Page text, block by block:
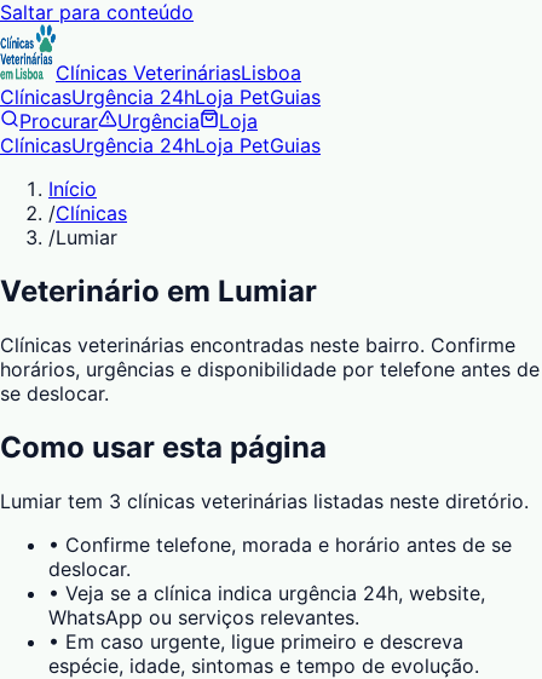
Saltar para conteúdo
Clínicas VeterináriasLisboa
ClínicasUrgência 24hLoja PetGuias
Procurar
Urgência
Loja
ClínicasUrgência 24hLoja PetGuias
Início
/Clínicas
/Lumiar
Veterinário em Lumiar
Clínicas veterinárias encontradas neste bairro. Confirme
horários, urgências e disponibilidade por telefone antes de
se deslocar.
Como usar esta página
Lumiar tem 3 clínicas veterinárias listadas neste diretório.
• Confirme telefone, morada e horário antes de se
deslocar.
• Veja se a clínica indica urgência 24h, website,
WhatsApp ou serviços relevantes.
• Em caso urgente, ligue primeiro e descreva
espécie, idade, sintomas e tempo de evolução.